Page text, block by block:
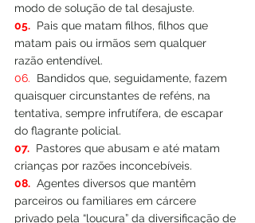
modo de solução de tal desajuste.
05.
  Pais que matam filhos, filhos que
matam pais ou irmãos sem qualquer
razão entendível.
06.
  Bandidos que, seguidamente, fazem
quaisquer circunstantes de reféns, na
tentativa, sempre infrutífera, de escapar
do flagrante policial.
07.
  Pastores que abusam e até matam
crianças por razões inconcebíveis.
08.
  Agentes diversos que mantêm
parceiros ou familiares em cárcere
privado pela “loucura” da diversificação de